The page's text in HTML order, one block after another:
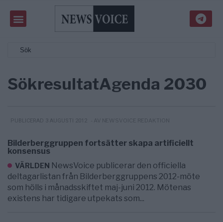
SökresultatAgenda 2030
PUBLICERAD 3 AUGUSTI 2012 - AV NEWSVOICE REDAKTION
Bilderberggruppen fortsätter skapa artificiellt
konsensus
VÄRLDEN NewsVoice publicerar den officiella
deltagarlistan från Bilderberggruppens 2012-möte
som hölls i månadsskiftet maj-juni 2012. Mötenas
existens har tidigare utpekats som...